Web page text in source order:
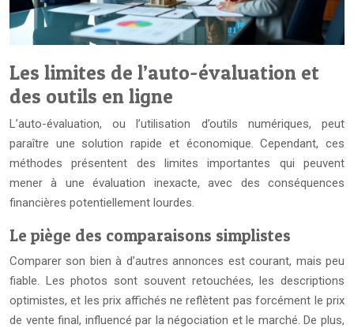
Les limites de l’auto-évaluation et
des outils en ligne
L’auto-évaluation, ou l’utilisation d’outils numériques, peut
paraître une solution rapide et économique. Cependant, ces
méthodes présentent des limites importantes qui peuvent
mener à une évaluation inexacte, avec des conséquences
financières potentiellement lourdes.
Le piège des comparaisons simplistes
Comparer son bien à d’autres annonces est courant, mais peu
fiable. Les photos sont souvent retouchées, les descriptions
optimistes, et les prix affichés ne reflètent pas forcément le prix
de vente final, influencé par la négociation et le marché. De plus,